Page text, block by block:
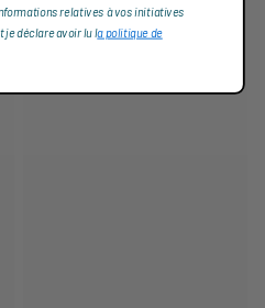
relatives à vos initiatives
déclare avoir lu la politique de